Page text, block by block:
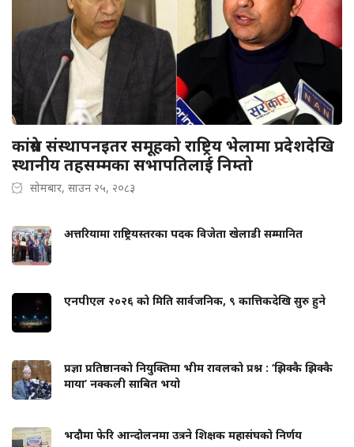
कांग्रेस संस्थापनइतर समूहको राष्ट्रिय भेलामा प्रदेशदेखि
स्थानीय तहसम्मका सभापतिलाई निम्तो
सोमबार, साउन २५, २०८३
अत्तरियामा राष्ट्रियस्तरका पदक विजेता खेलाडी सम्मानित
एनपीएल २०२६ को मिति सार्वजनिक, ९ कात्तिकदेखि सुरु हुने
प्रज्ञा प्रतिष्ठानको नियुक्तिमा भीम रावलको प्रश्न : ‘झिक्कै झिक्कै
माया’ नक्कली साबित भयो
भदौमा फेरि आन्दोलनमा उत्रने शिक्षक महासंघको निर्णय